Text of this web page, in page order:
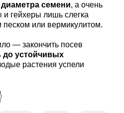
диаметра семени, а очень
гейхеры лишь слегка
или вермикулитом.
— закончить посев
до устойчивых
растения успели